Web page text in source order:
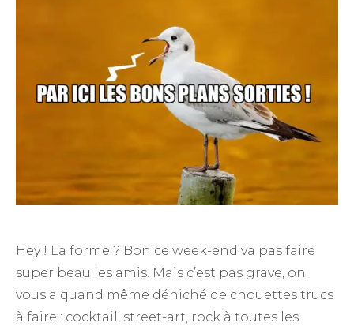
Hey ! La forme ? Bon ce week-end va pas faire
super beau les amis. Mais c’est pas grave, on
vous a quand même déniché de chouettes trucs
à faire : cocktail, street-art, rock à toutes les